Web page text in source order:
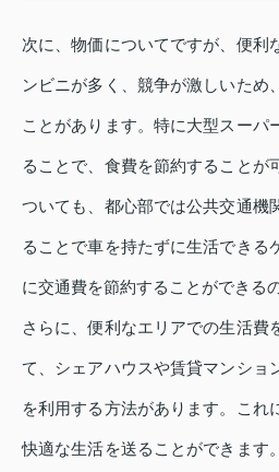
次に、物価についてですが、便利
ンビニが多く、競争が激しいため
ことがあります。特に大型スーパ
ることで、食費を節約することが
ついても、都心部では公共交通機
ることで車を持たずに生活できる
に交通費を節約することができる
さらに、便利なエリアでの生活費
て、シェアハウスや賃貸マンショ
を利用する方法があります。これ
快適な生活を送ることができます